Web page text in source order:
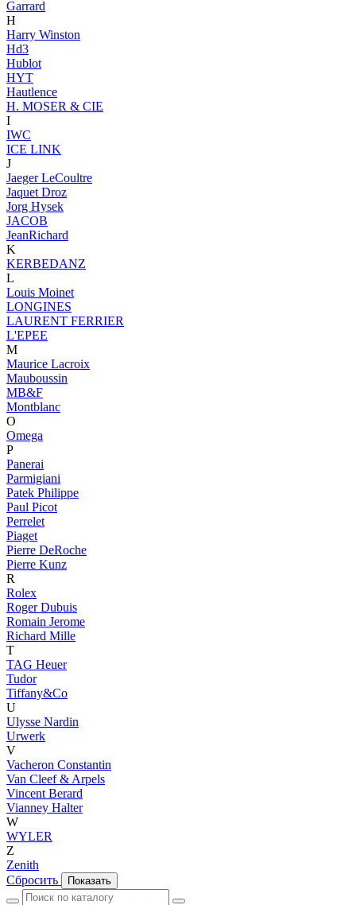
Garrard
H
Harry Winston
Hd3
Hublot
HYT
Hautlence
H. MOSER & CIE
I
IWC
ICE LINK
J
Jaeger LeCoultre
Jaquet Droz
Jorg Hysek
JACOB
JeanRichard
K
KERBEDANZ
L
Louis Moinet
LONGINES
LAURENT FERRIER
L'EPEE
M
Maurice Lacroix
Mauboussin
MB&F
Montblanc
O
Omega
P
Panerai
Parmigiani
Patek Philippe
Paul Picot
Perrelet
Piaget
Pierre DeRoche
Pierre Kunz
R
Rolex
Roger Dubuis
Romain Jerome
Richard Mille
T
TAG Heuer
Tudor
Tiffany&Co
U
Ulysse Nardin
Urwerk
V
Vacheron Constantin
Van Cleef & Arpels
Vincent Berard
Vianney Halter
W
WYLER
Z
Zenith
Сбросить
Показать